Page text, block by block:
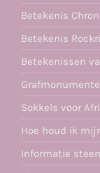
Betekenis
Betekenis
Betekenissen
Sokkels voor
Hoe houd ik
Informatie